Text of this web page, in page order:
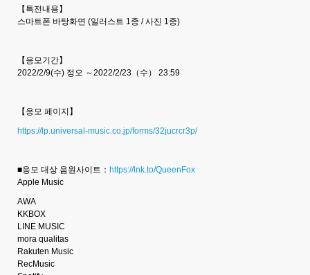
【특전내용】
스마트폰 바탕화면 (일러스트 1종 / 사진 1종)
【응모기간】
2022/2/9(수) 정오 ～2022/2/23（수） 23:59
【응모 페이지】
https://lp.universal-music.co.jp/forms/32jucrcr3p/
■응모 대상 음원사이트： https://lnk.to/QueenFox
Apple Music
AWA
KKBOX
LINE MUSIC
mora qualitas
Rakuten Music
RecMusic